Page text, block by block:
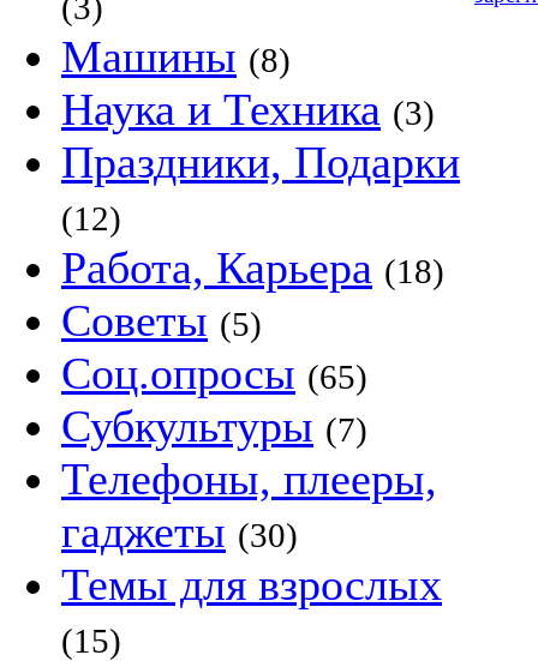
Машины (8)
Наука и Техника (3)
Праздники, Подарки
(12)
Работа, Карьера (18)
Советы (5)
Соц.опросы (65)
Субкультуры (7)
Телефоны, плееры,
гаджеты (30)
Темы для взрослых
(15)